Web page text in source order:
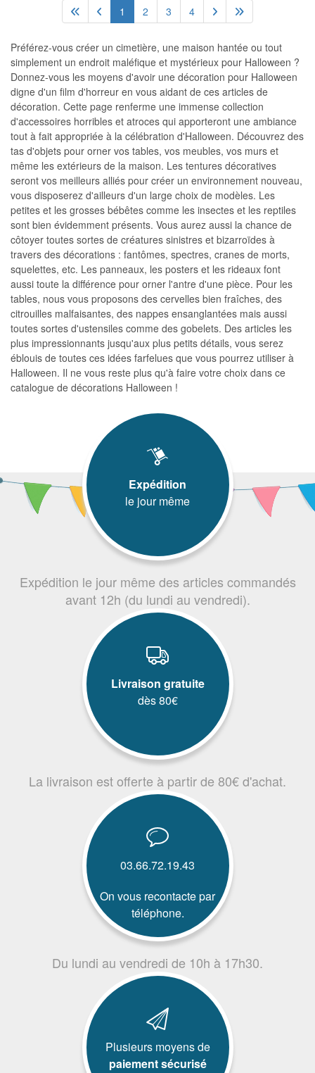
1 2 3 4
Préférez-vous créer un cimetière, une maison hantée ou tout
simplement un endroit maléfique et mystérieux pour Halloween ?
Donnez-vous les moyens d'avoir une décoration pour Halloween
digne d'un film d'horreur en vous aidant de ces articles de
décoration. Cette page renferme une immense collection
d'accessoires horribles et atroces qui apporteront une ambiance
tout à fait appropriée à la célébration d'Halloween. Découvrez des
tas d'objets pour orner vos tables, vos meubles, vos murs et
même les extérieurs de la maison. Les tentures décoratives
seront vos meilleurs alliés pour créer un environnement nouveau,
vous disposerez d'ailleurs d'un large choix de modèles. Les
petites et les grosses bébêtes comme les insectes et les reptiles
sont bien évidemment présents. Vous aurez aussi la chance de
côtoyer toutes sortes de créatures sinistres et bizarroïdes à
travers des décorations : fantômes, spectres, cranes de morts,
squelettes, etc. Les panneaux, les posters et les rideaux font
aussi toute la différence pour orner l'antre d'une pièce. Pour les
tables, nous vous proposons des cervelles bien fraîches, des
citrouilles malfaisantes, des nappes ensanglantées mais aussi
toutes sortes d'ustensiles comme des gobelets. Des articles les
plus impressionnants jusqu'aux plus petits détails, vous serez
éblouis de toutes ces idées farfelues que vous pourrez utiliser à
Halloween. Il ne vous reste plus qu'à faire votre choix dans ce
catalogue de décorations Halloween !
Expédition
le jour même
Expédition le jour même des articles commandés
avant 12h (du lundi au vendredi).
Livraison gratuite
dès 80€
La livraison est offerte à partir de 80€ d'achat.
03.66.72.19.43
On vous recontacte par
téléphone.
Du lundi au vendredi de 10h à 17h30.
Plusieurs moyens de
paiement sécurisé